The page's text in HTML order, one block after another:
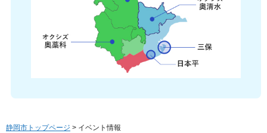
静岡市トップページ > イベント情報